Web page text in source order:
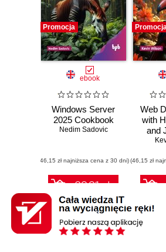
Promocja
ebook
Windows Server
2025 Cookbook
Nedim Sadovic
(46,15 zł najniższa cena z 30 dni)
89.91 zł
99.90 zł (-10%)
Web
with
and
(46,15 zł
99.90